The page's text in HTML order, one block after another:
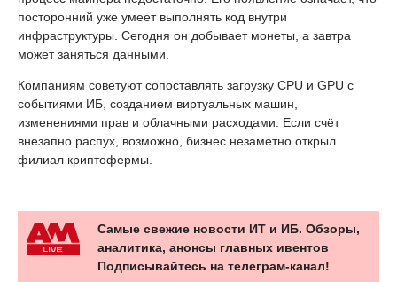
посторонний уже умеет выполнять код внутри
инфраструктуры. Сегодня он добывает монеты, а завтра
может заняться данными.
Компаниям советуют сопоставлять загрузку CPU и GPU с
событиями ИБ, созданием виртуальных машин,
изменениями прав и облачными расходами. Если счёт
внезапно распух, возможно, бизнес незаметно открыл
филиал криптофермы.
Самые свежие новости ИТ и ИБ. Обзоры,
аналитика, анонсы главных ивентов
Подписывайтесь на телеграм-канал!